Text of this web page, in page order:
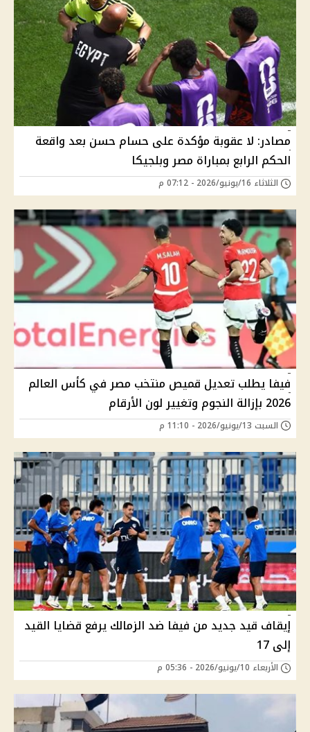
مصادر: لا عقوبة مؤكدة على حسام حسن بعد واقعة
الحكم الرابع بمباراة مصر وبلجيكا
الثلاثاء 16/يونيو/2026 - 07:12 م
فيفا يطلب تعديل قميص منتخب مصر في كأس العالم
2026 بإزالة النجوم وتغيير لون الأرقام
السبت 13/يونيو/2026 - 11:10 م
إيقاف قيد جديد من فيفا ضد الزمالك يرفع قضايا القيد
إلى 17
الأربعاء 10/يونيو/2026 - 05:36 م